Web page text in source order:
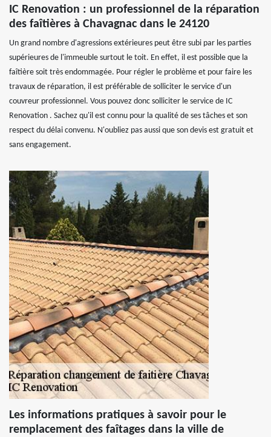
IC Renovation : un professionnel de la réparation
des faîtières à Chavagnac dans le 24120
Un grand nombre d'agressions extérieures peut être subi par les parties
supérieures de l'immeuble surtout le toit. En effet, il est possible que la
faîtière soit très endommagée. Pour régler le problème et pour faire les
travaux de réparation, il est préférable de solliciter le service d'un
couvreur professionnel. Vous pouvez donc solliciter le service de IC
Renovation . Sachez qu'il est connu pour la qualité de ses tâches et son
respect du délai convenu. N'oubliez pas aussi que son devis est gratuit et
sans engagement.
Les informations pratiques à savoir pour le
remplacement des faîtages dans la ville de